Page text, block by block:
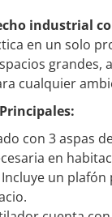
industrial
en un solo
grandes,
cualquier
con 3 aspas
en
Incluye un